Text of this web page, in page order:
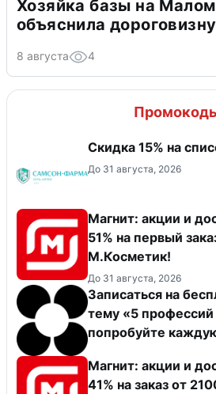
Хозяйка базы на
объяснила
8 августа 4
Скидка 15% на
До 31 августа, 2026
Магнит: акции и
51% на первый
М.Косметик!
До 31 августа, 2026
Записаться на
тему «5 профессий
попробуйте
Магнит: акции и
41% на заказ от